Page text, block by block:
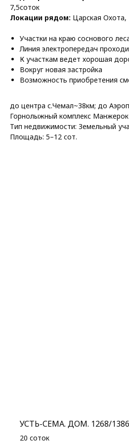
7,5соток
Локации рядом: Царская
Участки на краю соснового
Линия электропередач
К участкам ведет хорошая
Вокруг новая застройка
Возможность приобретения
до центра с.Чемал~38км; до
Горнолыжный комплекс
Тип недвижимости: Земельный
Площадь: 5–12 сот.
УСТЬ-СЕМА. ДОМ. 1268/1386
20 соток